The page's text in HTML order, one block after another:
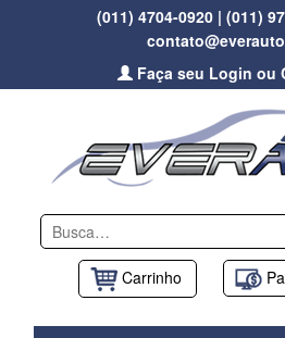
(011) 4704-0920 | (011)
Faça seu Login ou
Carrinho